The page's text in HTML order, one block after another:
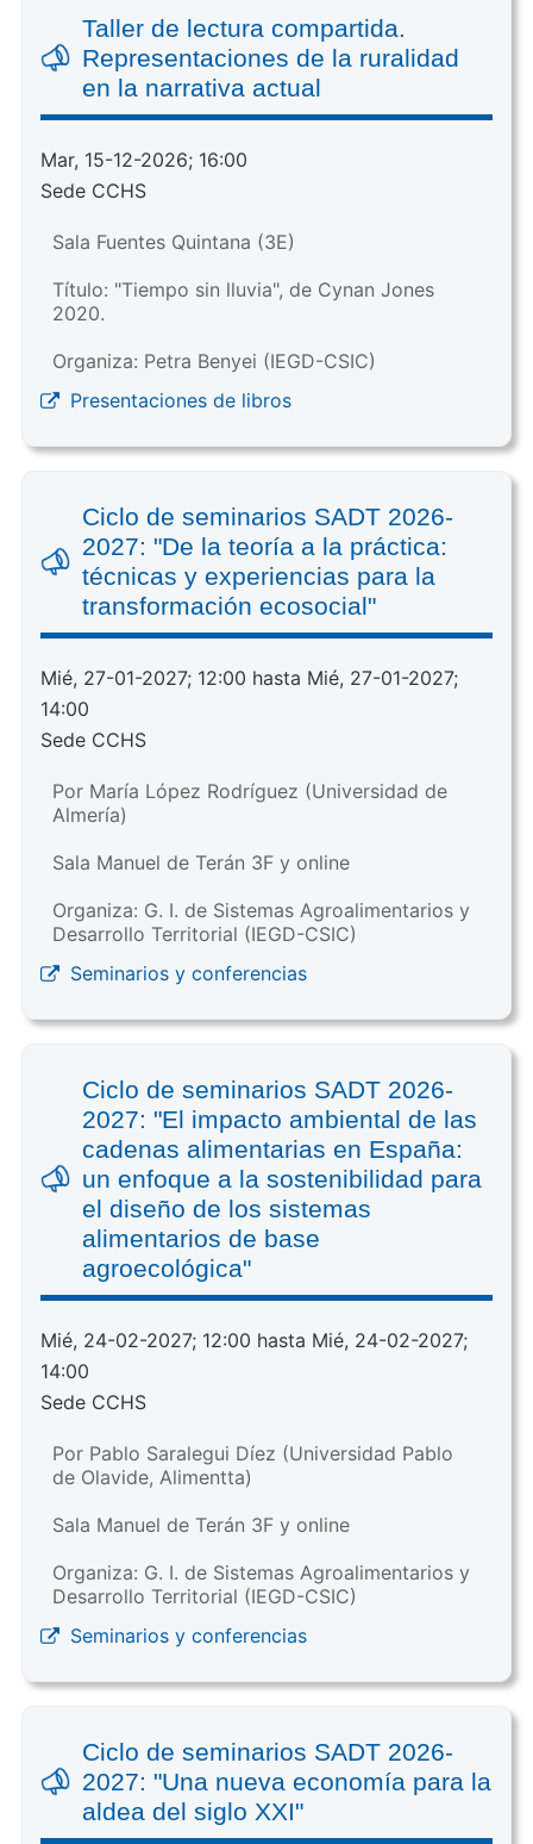
Taller de lectura compartida.
Representaciones de la ruralidad
en la narrativa actual
Mar, 15-12-2026; 16:00
Sede CCHS
Sala Fuentes Quintana (3E)
Título: "Tiempo sin lluvia", de Cynan Jones
2020.
Organiza: Petra Benyei (IEGD-CSIC)
Presentaciones de libros
Ciclo de seminarios SADT 2026-
2027: "De la teoría a la práctica:
técnicas y experiencias para la
transformación ecosocial"
Mié, 27-01-2027; 12:00 hasta Mié, 27-01-2027;
14:00
Sede CCHS
Por María López Rodríguez (Universidad de
Almería)
Sala Manuel de Terán 3F y online
Organiza: G. I. de Sistemas Agroalimentarios y
Desarrollo Territorial (IEGD-CSIC)
Seminarios y conferencias
Ciclo de seminarios SADT 2026-
2027: "El impacto ambiental de las
cadenas alimentarias en España:
un enfoque a la sostenibilidad para
el diseño de los sistemas
alimentarios de base
agroecológica"
Mié, 24-02-2027; 12:00 hasta Mié, 24-02-2027;
14:00
Sede CCHS
Por Pablo Saralegui Díez (Universidad Pablo
de Olavide, Alimentta)
Sala Manuel de Terán 3F y online
Organiza: G. I. de Sistemas Agroalimentarios y
Desarrollo Territorial (IEGD-CSIC)
Seminarios y conferencias
Ciclo de seminarios SADT 2026-
2027: "Una nueva economía para la
aldea del siglo XXI"